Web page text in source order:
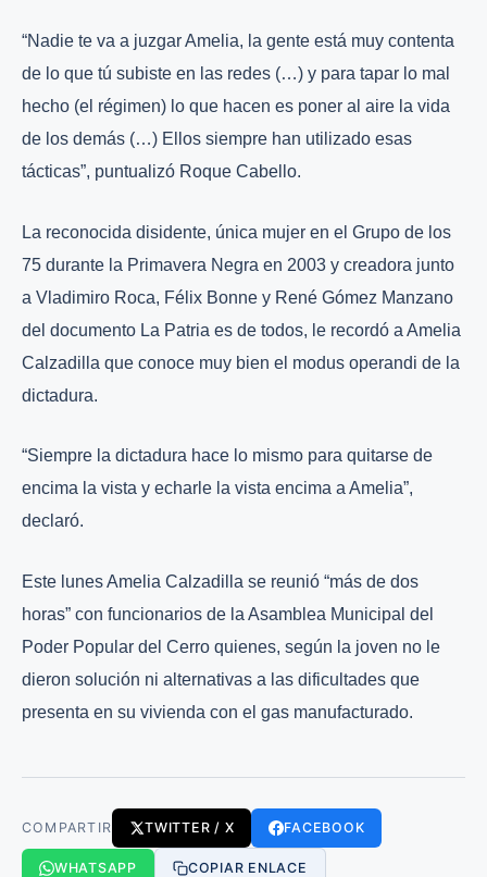
“Nadie te va a juzgar Amelia, la gente está muy contenta
de lo que tú subiste en las redes (…) y para tapar lo mal
hecho (el régimen) lo que hacen es poner al aire la vida
de los demás (…) Ellos siempre han utilizado esas
tácticas”, puntualizó Roque Cabello.
La reconocida disidente, única mujer en el Grupo de los
75 durante la Primavera Negra en 2003 y creadora junto
a Vladimiro Roca, Félix Bonne y René Gómez Manzano
del documento La Patria es de todos, le recordó a Amelia
Calzadilla que conoce muy bien el modus operandi de la
dictadura.
“Siempre la dictadura hace lo mismo para quitarse de
encima la vista y echarle la vista encima a Amelia”,
declaró.
Este lunes Amelia Calzadilla se reunió “más de dos
horas” con funcionarios de la Asamblea Municipal del
Poder Popular del Cerro quienes, según la joven no le
dieron solución ni alternativas a las dificultades que
presenta en su vivienda con el gas manufacturado.
COMPARTIR TWITTER / X FACEBOOK
WHATSAPP COPIAR ENLACE